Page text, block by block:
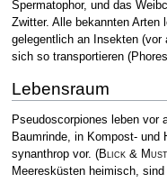
Spermatophor, und das
Zwitter. Alle bekannten Arten
gelegentlich an Insekten (vor
sich so transportieren
Lebensraum
Pseudoscorpiones leben vor
Baumrinde, in Kompost- und
synanthrop vor. (Blick &
Meeresküsten heimisch,